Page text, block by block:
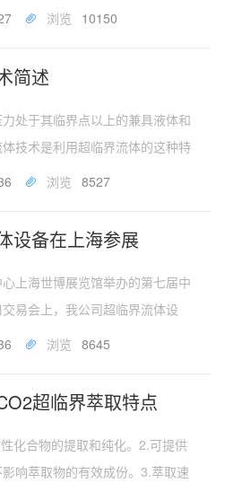
水中，并被空气或氧气氧化，使
浏览 10150
简述
处于其临界点以上的兼具液体和
技术是利用超临界流体的这种特
。超临界流体温度、压力高于其
浏览 8527
设备在上海参展
上海世博展览馆举办的第七届中
易会上，我公司超临界流体设
我公司设备情况比较关注。我公
浏览 8645
超临界萃取特点
化合物的提取和纯化。2.可提供
响萃取物的有效成份。3.萃取速